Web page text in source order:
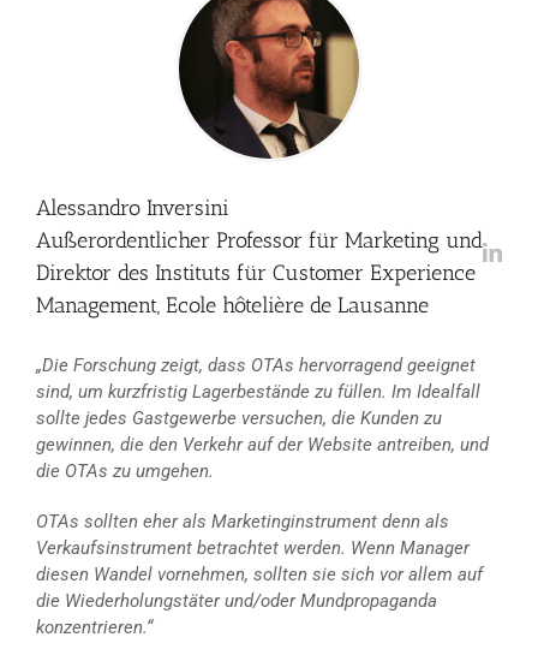
Alessandro Inversini
Außerordentlicher Professor für Marketing und
Direktor des Instituts für Customer Experience
Management, Ecole hôtelière de Lausanne
„Die Forschung zeigt, dass OTAs hervorragend geeignet
sind, um kurzfristig Lagerbestände zu füllen. Im Idealfall
sollte jedes Gastgewerbe versuchen, die Kunden zu
gewinnen, die den Verkehr auf der Website antreiben, und
die OTAs zu umgehen.
OTAs sollten eher als Marketinginstrument denn als
Verkaufsinstrument betrachtet werden. Wenn Manager
diesen Wandel vornehmen, sollten sie sich vor allem auf
die Wiederholungstäter und/oder Mundpropaganda
konzentrieren.“